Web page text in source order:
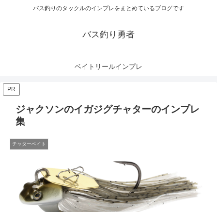
バス釣りのタックルのインプレをまとめているブログです
バス釣り勇者
ベイトリールインプレ
PR
ジャクソンのイガジグチャターのインプレ
集
チャターベイト